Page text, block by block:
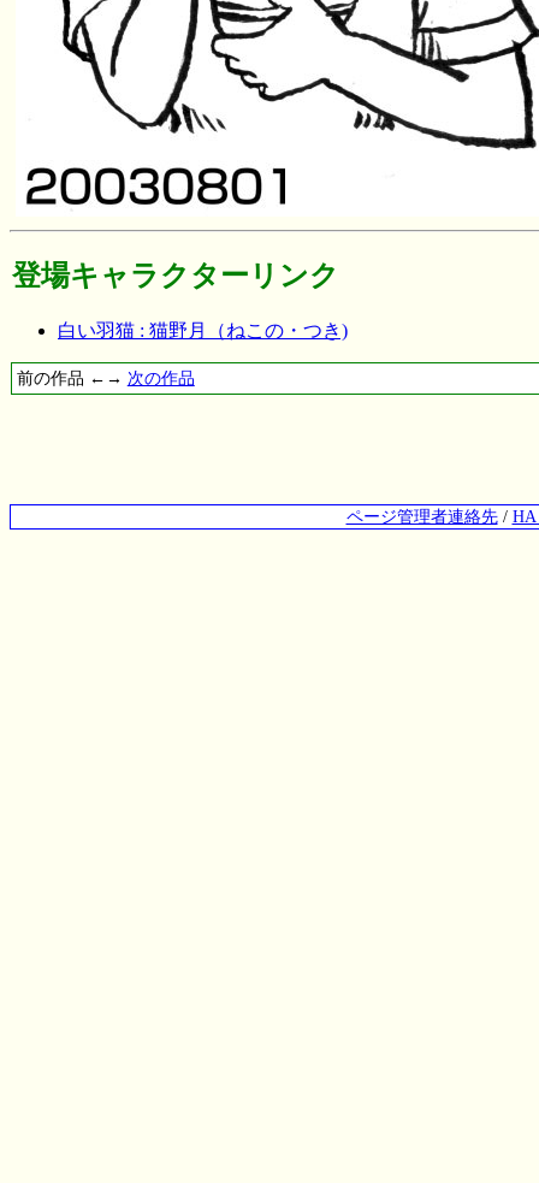
登場キャラクターリンク
白い羽猫 : 猫野月（ねこの・つき)
前の作品 ←→ 次の作品
ページ管理者連絡先/ HA